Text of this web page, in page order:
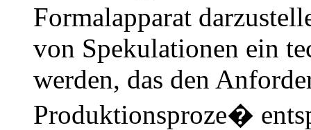
Formalapparat
von Spekulationen ein
werden, das den
Produktionsproze�